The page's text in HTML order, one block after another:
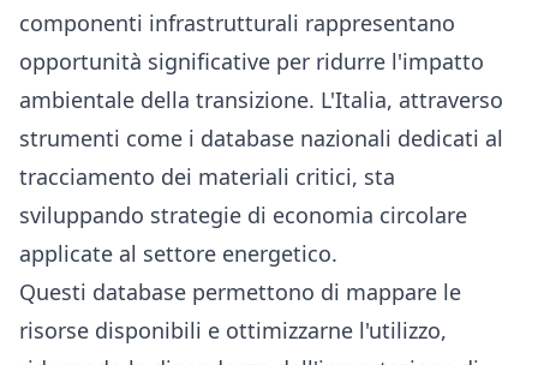
componenti infrastrutturali rappresentano
opportunità significative per ridurre l'impatto
ambientale della transizione. L'Italia, attraverso
strumenti come i database nazionali dedicati al
tracciamento dei materiali critici, sta
sviluppando strategie di economia circolare
applicate al settore energetico.
Questi database permettono di mappare le
risorse disponibili e ottimizzarne l'utilizzo,